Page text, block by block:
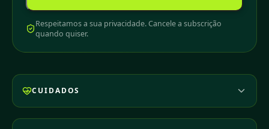
Respeitamos a sua privacidade. Cancele a subscrição
quando quiser.
CUIDADOS